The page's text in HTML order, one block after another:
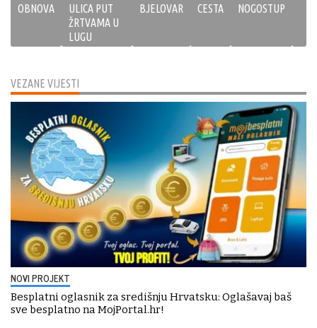
VEZANE VIJESTI
NOVI PROJEKT
Besplatni oglasnik za središnju Hrvatsku: Oglašavaj baš
sve besplatno na MojPortal.hr!
OBNOVA
ULICA PUT
ŽRTVAMA U
LUGU
BJELOVAR CESTA NOGOSTUP